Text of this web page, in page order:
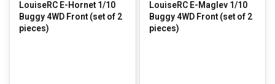
LouiseRC E-Hornet 1/10
Buggy 4WD Front (set of 2
pieces)
LouiseRC E-Maglev 1/10
Buggy 4WD Front (set of 2
pieces)